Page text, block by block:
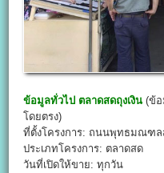
ข้อมูลทั่วไป ตลาดสดถุงเงิน (ข้อ
โดยตรง)
ที่ตั้งโครงการ: ถนนพุทธมณฑล
ประเภทโครงการ: ตลาดสด
วันที่เปิดให้ขาย: ทุกวัน